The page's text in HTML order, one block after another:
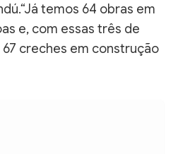
temos 64 obras em
e, com essas três de
67 creches em construção